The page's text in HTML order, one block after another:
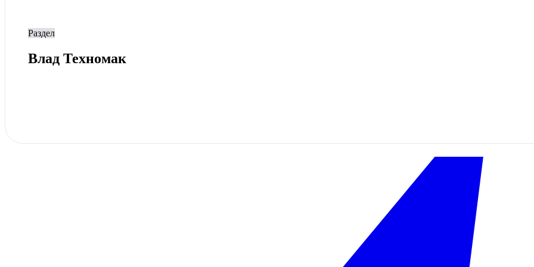
Раздел
Влад Техномак